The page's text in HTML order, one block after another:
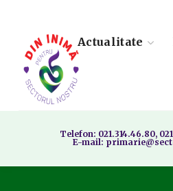
Actualitate
Telefon: 021.314.46.80,
E-mail: